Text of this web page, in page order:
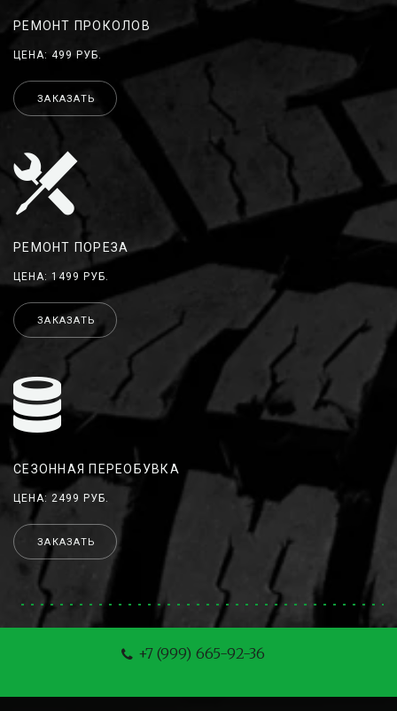
РЕМОНТ ПРОКОЛОВ
ЦЕНА: 499 РУБ.
ЗАКАЗАТЬ
РЕМОНТ ПОРЕЗА
ЦЕНА: 1499 РУБ.
ЗАКАЗАТЬ
СЕЗОННАЯ ПЕРЕОБУВКА
ЦЕНА: 2499 РУБ.
ЗАКАЗАТЬ
+7 (999) 665-92-36